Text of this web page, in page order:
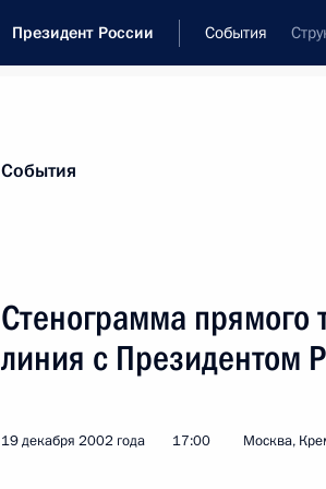
Президент России События
Новости
Послания Федеральному Собранию
Заявления по важнейшим вопросам
Речи и обращения
События
Стенограмма
линия с Президентом
19 декабря 2002 года 17:00 Москва,